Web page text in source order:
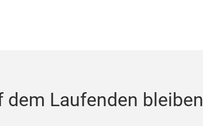
dem Laufenden bleiben